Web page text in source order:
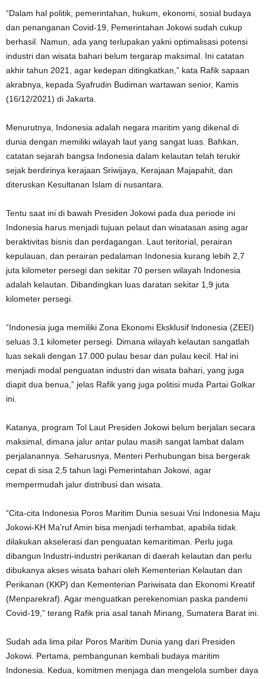
“Dalam hal politik, pemerintahan, hukum, ekonomi, sosial budaya
dan penanganan Covid-19, Pemerintahan Jokowi sudah cukup
berhasil. Namun, ada yang terlupakan yakni optimalisasi potensi
industri dan wisata bahari belum tergarap maksimal. Ini catatan
akhir tahun 2021, agar kedepan ditingkatkan,” kata Rafik sapaan
akrabnya, kepada Syafrudin Budiman wartawan senior, Kamis
(16/12/2021) di Jakarta.
Menurutnya, Indonesia adalah negara maritim yang dikenal di
dunia dengan memiliki wilayah laut yang sangat luas. Bahkan,
catatan sejarah bangsa Indonesia dalam kelautan telah terukir
sejak berdirinya kerajaan Sriwijaya, Kerajaan Majapahit, dan
diteruskan Kesultanan Islam di nusantara.
Tentu saat ini di bawah Presiden Jokowi pada dua periode ini
Indonesia harus menjadi tujuan pelaut dan wisatasan asing agar
beraktivitas bisnis dan perdagangan. Laut teritorial, perairan
kepulauan, dan perairan pedalaman Indonesia kurang lebih 2,7
juta kilometer persegi dan sekitar 70 persen wilayah Indonesia
adalah kelautan. Dibandingkan luas daratan sekitar 1,9 juta
kilometer persegi.
“Indonesia juga memiliki Zona Ekonomi Eksklusif lndonesia (ZEEI)
seluas 3,1 kilometer persegi. Dimana wilayah kelautan sangatlah
luas sekali dengan 17.000 pulau besar dan pulau kecil. Hal ini
menjadi modal penguatan industri dan wisata bahari, yang juga
diapit dua benua,” jelas Rafik yang juga politisi muda Partai Golkar
ini.
Katanya, program Tol Laut Presiden Jokowi belum berjalan secara
maksimal, dimana jalur antar pulau masih sangat lambat dalam
perjalanannya. Seharusnya, Menteri Perhubungan bisa bergerak
cepat di sisa 2,5 tahun lagi Pemerintahan Jokowi, agar
mempermudah jalur distribusi dan wisata.
“Cita-cita Indonesia Poros Maritim Dunia sesuai Visi Indonesia Maju
Jokowi-KH Ma’ruf Amin bisa menjadi terhambat, apabila tidak
dilakukan akselerasi dan penguatan kemaritiman. Perlu juga
dibangun Industri-industri perikanan di daerah kelautan dan perlu
dibukanya akses wisata bahari oleh Kementerian Kelautan dan
Perikanan (KKP) dan Kementerian Pariwisata dan Ekonomi Kreatif
(Menparekraf). Agar menguatkan perekenomian paska pandemi
Covid-19,” terang Rafik pria asal tanah Minang, Sumatera Barat ini.
Sudah ada lima pilar Poros Maritim Dunia yang dari Presiden
Jokowi. Pertama, pembangunan kembali budaya maritim
Indonesia. Kedua, komitmen menjaga dan mengelola sumber daya